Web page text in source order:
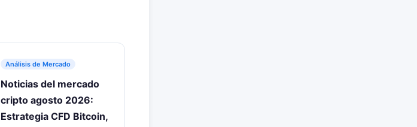
Análisis de Mercado
Noticias del mercado
cripto agosto 2026:
Estrategia CFD Bitcoin,